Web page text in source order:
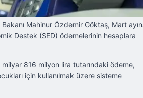
Mahinur Özdemir Göktaş, Mart
Destek (SED) ödemelerinin hesaplara
816 milyon lira tutarındaki ödeme,
için kullanılmak üzere sisteme